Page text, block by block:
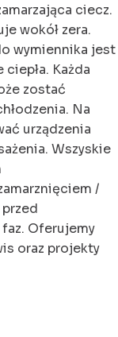
ciecz.
wokół zera.
wymiennika jest
Każda
zostać
Na
urządzenia
Wszyskie
/
. Oferujemy
oraz projekty